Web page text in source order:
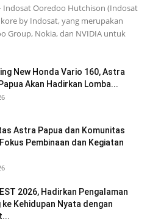
Indosat Ooredoo Hutchison (Indosat
by Indosat, yang merupakan
Group, Nokia, dan NVIDIA untuk
New Honda Vario 160, Astra
Akan Hadirkan Lomba...
Astra Papua dan Komunitas
Pembinaan dan Kegiatan
2026, Hadirkan Pengalaman
ke Kehidupan Nyata dengan